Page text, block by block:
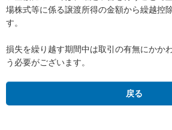
場株式等に係る譲渡所得の金額から繰越控
す。
損失を繰り越す期間中は取引の有無にかか
う必要がございます。
戻る